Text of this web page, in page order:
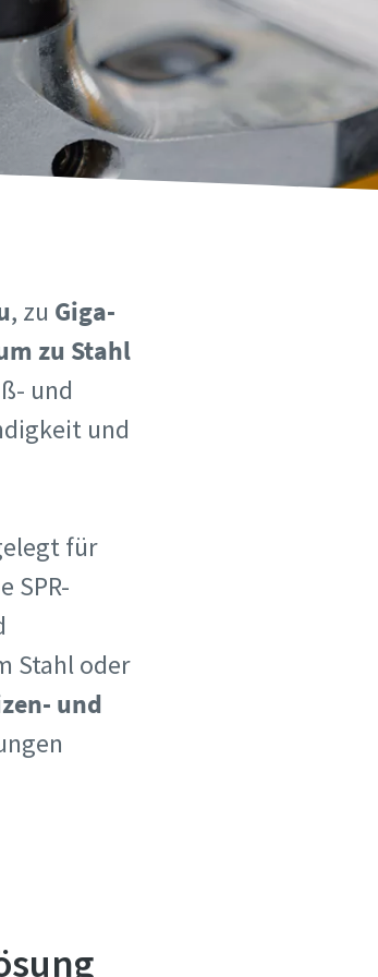
, zu Giga-
zu Stahl
und
und
für
SPR-
Stahl oder
und